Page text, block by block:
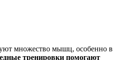
множество мышц, особенно в
тренировки помогают